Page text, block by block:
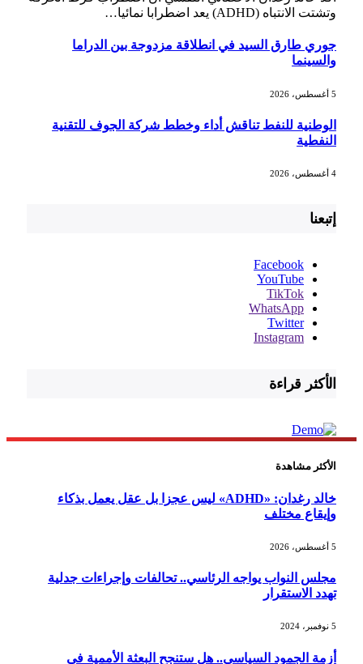
وتشتت الانتباه (ADHD) يعد اضطرابا نمائيا…
جوري طارق السيد في انطلاقة مزدوجة بين الدراما
والسينما
الوطنية للنفط تناقش أداء وخطط شركة الجوف للتقنية
النفطية
إتبعنا
Facebook
YouTube
TikTok
WhatsApp
Twitter
Instagram
الأكثر قراءة
الأكثر مشاهدة
خالد رغدان: «ADHD» ليس عجزا بل عقل يعمل بذكاء
وإيقاع مختلف
مجلس النواب يواجه الرئاسي.. تحالفات وإجراءات جدلية
تهدد الاستقرار
أزمة الجمود السياسي.. هل ستنجح البعثة الأممية في